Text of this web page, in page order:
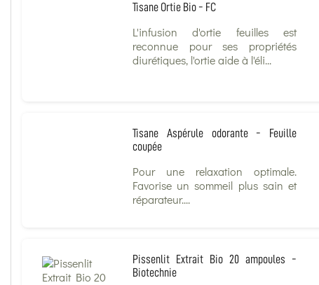
Tisane Ortie Bio - FC
L'infusion d'ortie feuilles est
reconnue pour ses propriétés
diurétiques, l'ortie aide à l'éli...
Tisane Aspérule odorante - Feuille
coupée
Pour une relaxation optimale.
Favorise un sommeil plus sain et
réparateur....
Pissenlit Extrait Bio 20 ampoules -
Biotechnie